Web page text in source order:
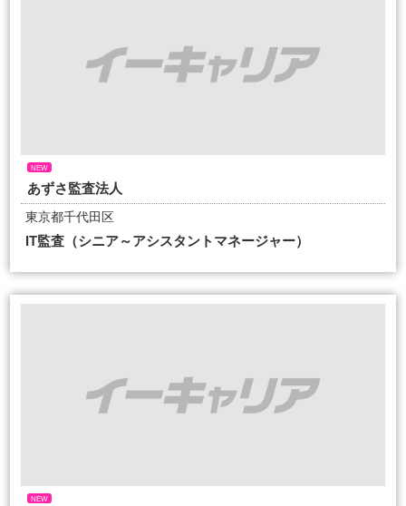
NEW
あずさ監査法人
東京都千代田区
IT監査（シニア～アシスタントマネージャー）
NEW